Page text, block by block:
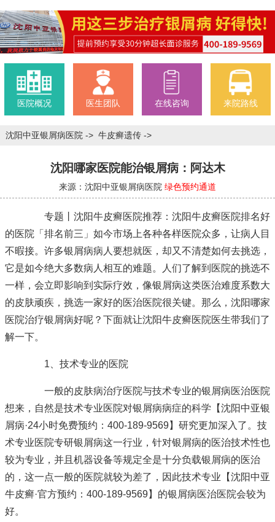
医院概况 医生团队 在线咨询 来院路线
沈阳中亚银屑病医院 -> 牛皮癣遗传 ->
沈阳哪家医院能治银屑病：阿达木
来源：沈阳中亚银屑病医院 绿色预约通道
专题丨沈阳牛皮癣医院推荐：沈阳牛皮癣医院排名好
的医院「排名前三」如今市场上各种各样医院众多，让病人目
不暇接。许多银屑病病人要想就医，却又不清楚如何去挑选，
它是如今绝大多数病人相互的难题。人们了解到医院的挑选不
一样，会立即影响到实际疗效，像银屑病这类医治难度系数大
的皮肤顽疾，挑选一家好的医治医院很关键。那么，沈阳哪家
医院治疗银屑病好呢？下面就让沈阳牛皮癣医院医生带我们了
解一下。
1、技术专业的医院
一般的皮肤病治疗医院与技术专业的银屑病医治医院
想来，自然是技术专业医院对银屑病病症的科学 【沈阳中亚银
屑病·24小时免费预约：400-189-9569】 研究更加深入了。技
术专业医院专研银屑病这一行业，针对银屑病的医治技术性也
较为专业，并且机器设备等规定全是十分负载银屑病的医治
的，这一点一般的医院就较为差了，因此技术专业 【沈阳中亚
牛皮癣·官方预约：400-189-9569】 的银屑病医治医院会较为
好。